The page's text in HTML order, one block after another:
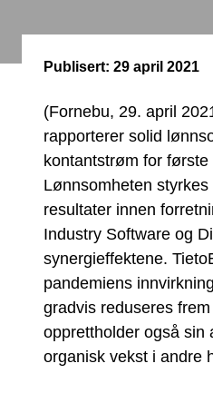
Publisert: 29 april 2021
(Fornebu, 29. april
rapporterer solid
kontantstrøm for
Lønnsomheten
resultater innen
Industry Software og
synergieffektene.
pandemiens
gradvis reduseres
opprettholder også sin
organisk vekst i andre